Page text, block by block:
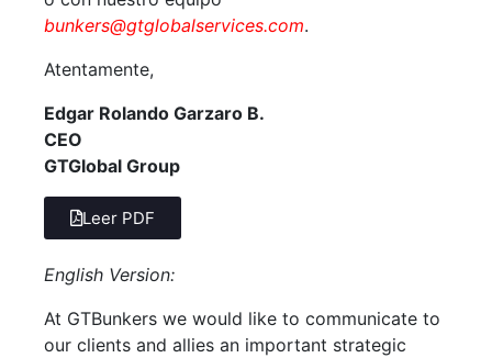
bunkers@gtglobalservices.com.
Atentamente,
Edgar Rolando Garzaro B.
CEO
GTGlobal Group
Leer PDF
English Version:
At GTBunkers we would like to communicate to
our clients and allies an important strategic